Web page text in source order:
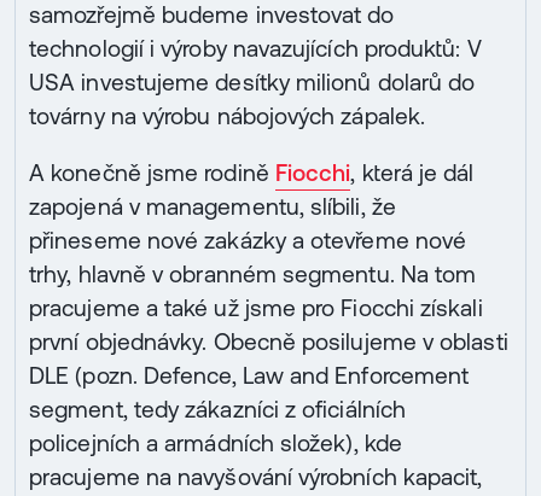
samozřejmě budeme investovat do
technologií i výroby navazujících produktů: V
USA investujeme desítky milionů dolarů do
továrny na výrobu nábojových zápalek.
A konečně jsme rodině Fiocchi, která je dál
zapojená v managementu, slíbili, že
přineseme nové zakázky a otevřeme nové
trhy, hlavně v obranném segmentu. Na tom
pracujeme a také už jsme pro Fiocchi získali
první objednávky. Obecně posilujeme v oblasti
DLE (pozn. Defence, Law and Enforcement
segment, tedy zákazníci z oficiálních
policejních a armádních složek), kde
pracujeme na navyšování výrobních kapacit,